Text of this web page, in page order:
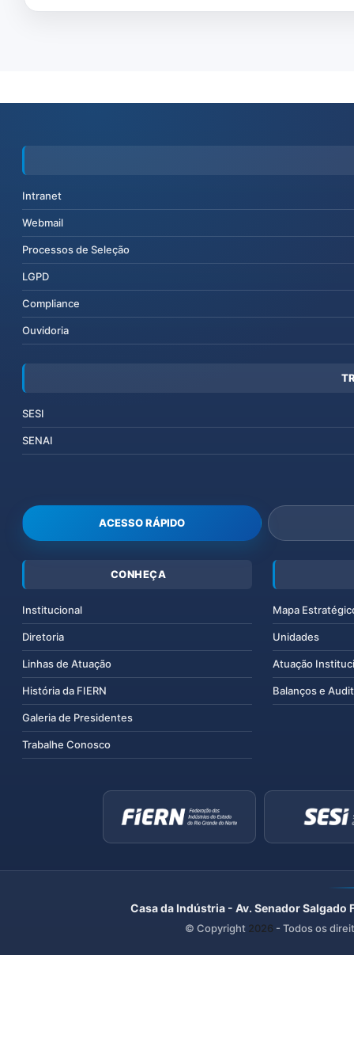
Intranet
Webmail
Processos de Seleção
LGPD
Compliance
Ouvidoria
SESI
SENAI
ACESSO RÁPIDO
CONHEÇA
Institucional
Diretoria
Linhas de Atuação
História da FIERN
Galeria de Presidentes
Trabalhe Conosco
Mapa
Unidades
Atuação
Balanços e
Casa da Indústria - Av. Senador
© Copyright 2026 - Todos os